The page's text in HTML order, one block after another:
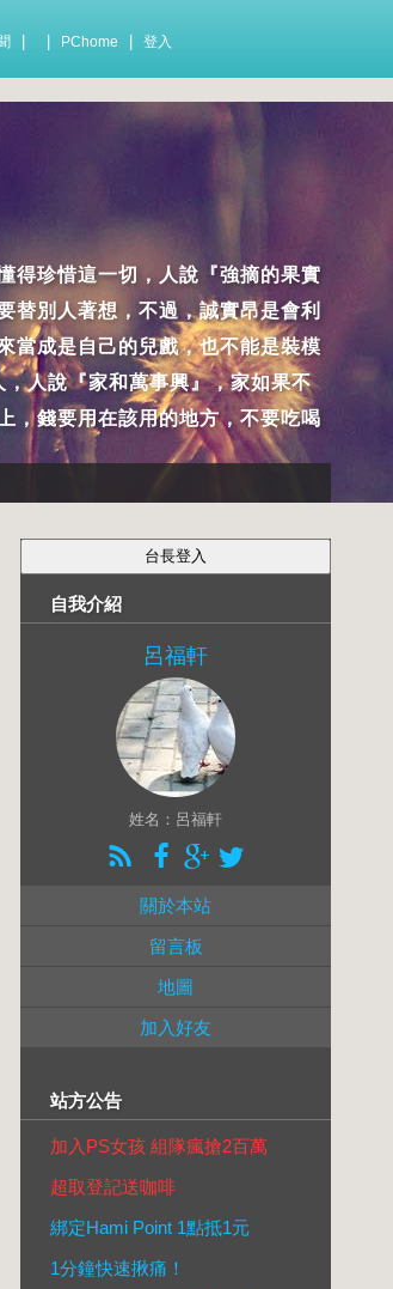
PChome 登入
得珍惜這一切，人說『強摘的果實
替別人著想，不過，誠實昂是會利
當成是自己的兒戲，也不能是裝模
人說『家和萬事興』，家如果不
，錢要用在該用的地方，不要吃喝
自我介紹
呂福軒
姓名：呂福軒
關於本站
留言板
地圖
加入好友
站方公告
加入PS女孩 組隊瘋搶2百萬
超取登記送咖啡
綁定Hami Point 1點抵1元
1分鐘快速揪痛！